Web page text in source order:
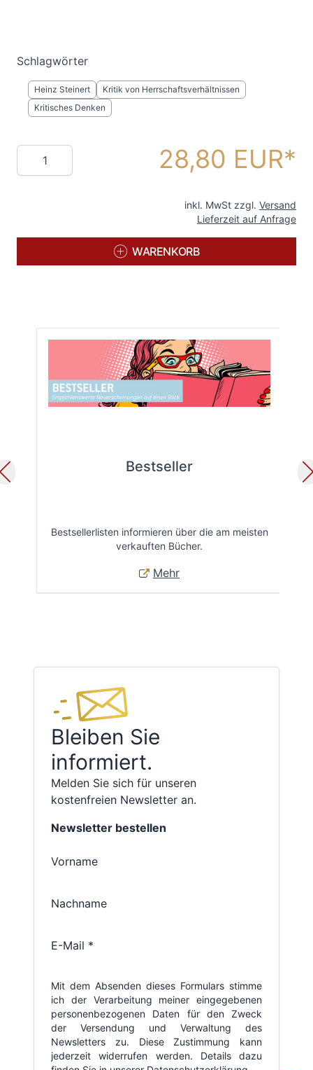
Schlagwörter
Heinz Steinert
Kritik von Herrschaftsverhältnissen
Kritisches Denken
Menge 28,80 EUR
inkl. MwSt zzgl. Versand
Lieferzeit auf Anfrage
WARENKORB
Bestseller
Bestsellerlisten informieren über die am meisten
verkauften Bücher.
Mehr
Bleiben Sie
informiert.
Melden Sie sich für unseren
kostenfreien Newsletter an.